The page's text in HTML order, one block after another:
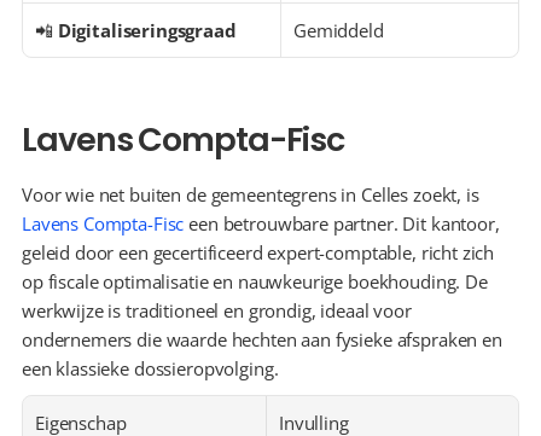
📲 Digitaliseringsgraad Gemiddeld
Lavens Compta-Fisc
Voor wie net buiten de gemeentegrens in Celles zoekt, is
Lavens Compta-Fisc een betrouwbare partner. Dit kantoor,
geleid door een gecertificeerd expert-comptable, richt zich
op fiscale optimalisatie en nauwkeurige boekhouding. De
werkwijze is traditioneel en grondig, ideaal voor
ondernemers die waarde hechten aan fysieke afspraken en
een klassieke dossieropvolging.
Eigenschap Invulling